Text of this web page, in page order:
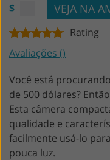
$ VEJA NA
Rating
Avaliações ()
Você está
de 500 dólares?
Esta câmera
qualidade e
facilmente usá-lo
pouca luz.